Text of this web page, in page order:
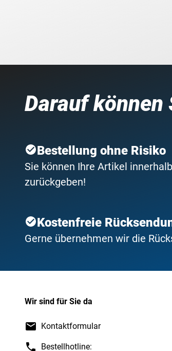
Darauf können
Bestellung ohne Risiko
Sie können Ihre Artikel
zurückgeben!
Kostenfreie
Gerne übernehmen wir die
Wir sind für Sie da
Kontaktformular
Bestellhotline: